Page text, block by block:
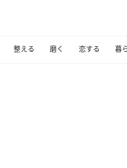
整える 磨く 恋する 暮